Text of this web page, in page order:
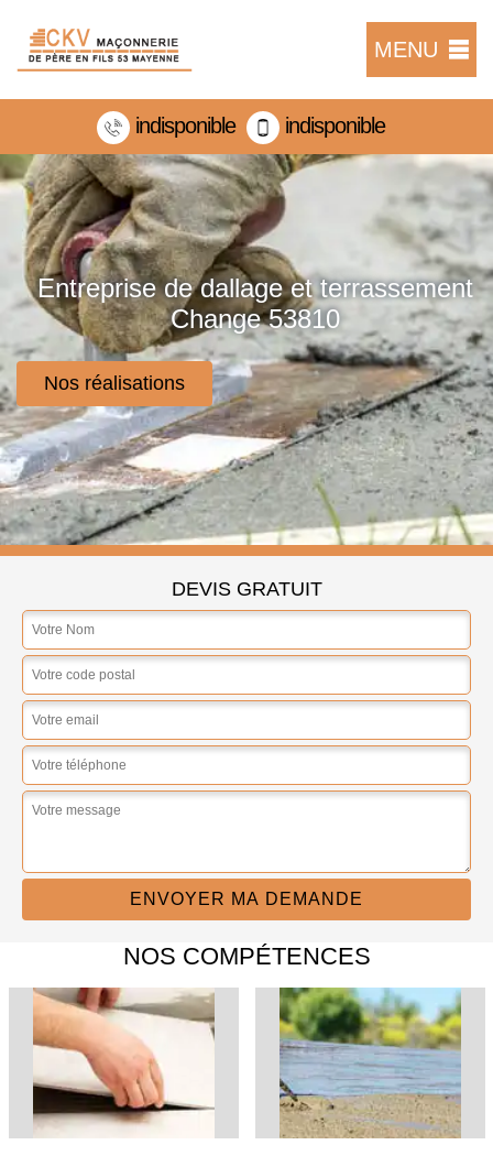
MENU
indisponible indisponible
Entreprise de dallage et terrassement
Change 53810
Nos réalisations
DEVIS GRATUIT
NOS COMPÉTENCES